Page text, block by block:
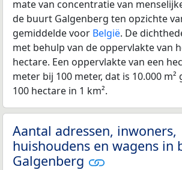
mate van concentratie van
de buurt Galgenberg ten opzichte
gemiddelde voor België. De
met behulp van de oppervlakte van
hectare. Een oppervlakte van een
meter bij 100 meter, dat is 10.000 m²
100 hectare in 1 km².
Aantal adressen, inwoners,
huishoudens en wagens in
Galgenberg